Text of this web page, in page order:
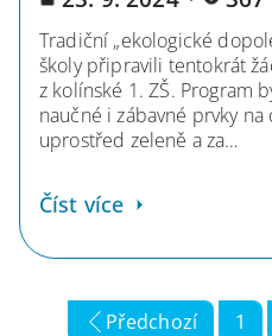
Tradiční „ekologické
školy připravili tentokrát
z kolínské 1. ZŠ. Program
naučné i zábavné prvky
uprostřed zeleně a za…
Číst více
Předchozí 1